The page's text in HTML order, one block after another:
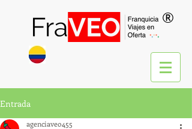
®
Entrada
agenciaveo455